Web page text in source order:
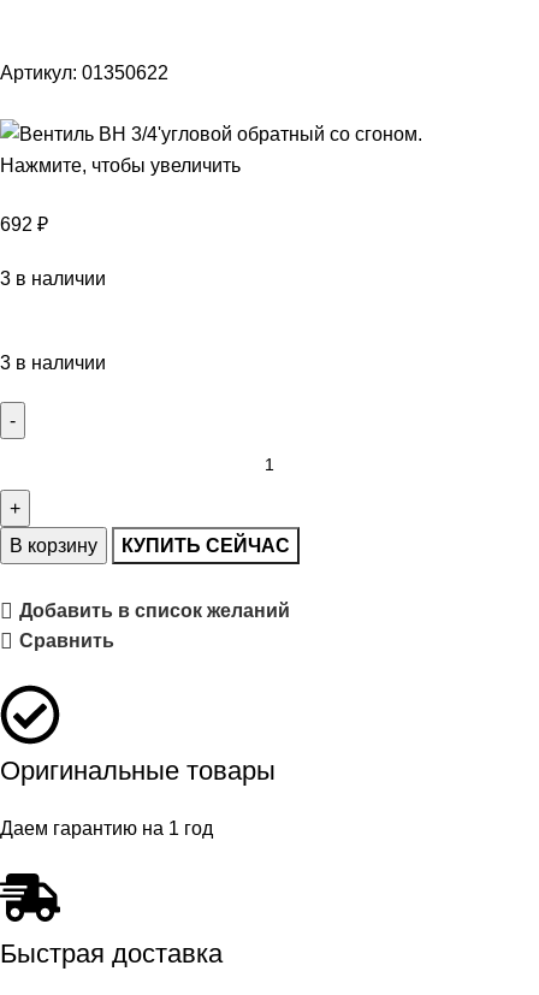
Артикул: 01350622
Нажмите, чтобы увеличить
692 ₽
3 в наличии
3 в наличии
В корзину КУПИТЬ СЕЙЧАС
Добавить в список желаний
Сравнить
Оригинальные товары
Даем гарантию на 1 год
Быстрая доставка